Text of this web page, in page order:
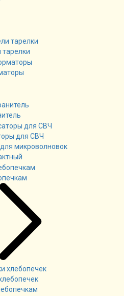
тарелки
для СВЧ
микроволновок